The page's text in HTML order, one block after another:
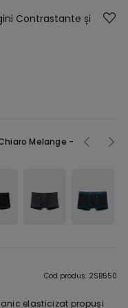
Contrastante și
Melange -
Cod produs: 2SB550
elasticizat propuși